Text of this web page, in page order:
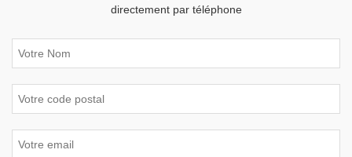
directement par téléphone